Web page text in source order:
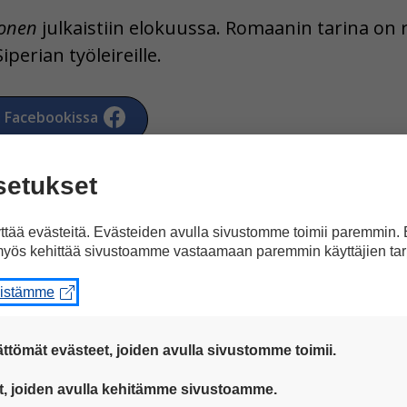
julkaistiin elokuussa. Romaanin tarina on
työleireille.
Facebookissa
”Katja
evästeitä. Evästeiden avulla sivustomme toimii paremmin.
kehittää sivustoamme vastaamaan paremmin käyttäjien
evästeet, joiden avulla sivustomme toimii.
ovat aina käytössä, jotta sivustoamme voi käyttää sujuvasti
joiden avulla kehitämme sivustoamme.